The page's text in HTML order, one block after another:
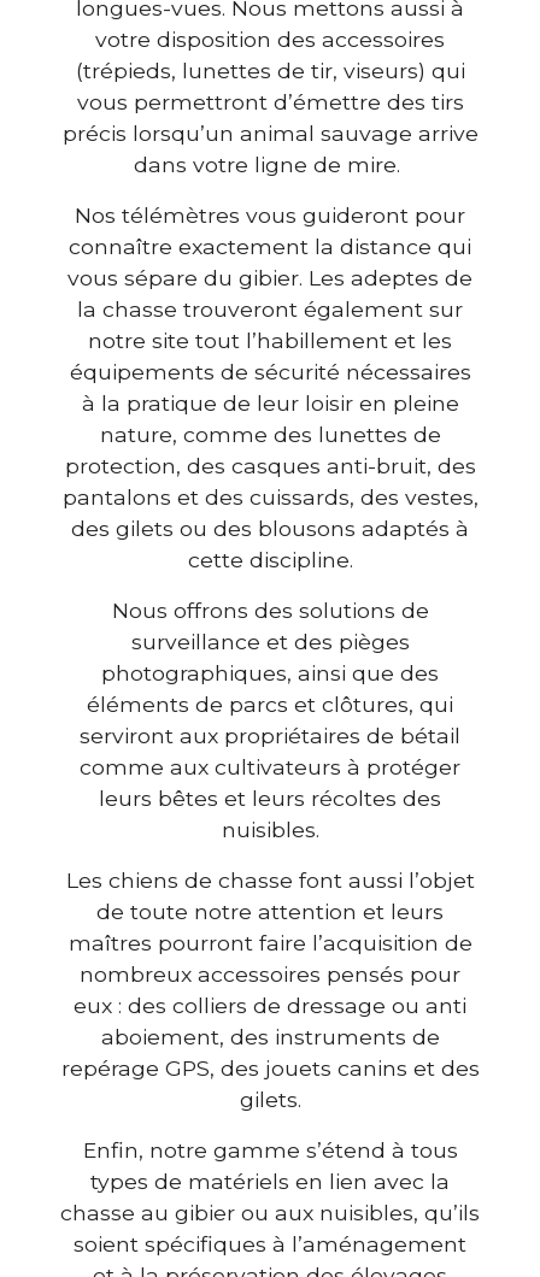
longues-vues. Nous mettons aussi à
votre disposition des accessoires
(trépieds, lunettes de tir, viseurs) qui
vous permettront d’émettre des tirs
précis lorsqu’un animal sauvage arrive
dans votre ligne de mire.
Nos télémètres vous guideront pour
connaître exactement la distance qui
vous sépare du gibier. Les adeptes de
la chasse trouveront également sur
notre site tout l’habillement et les
équipements de sécurité nécessaires
à la pratique de leur loisir en pleine
nature, comme des lunettes de
protection, des casques anti-bruit, des
pantalons et des cuissards, des vestes,
des gilets ou des blousons adaptés à
cette discipline.
Nous offrons des solutions de
surveillance et des pièges
photographiques, ainsi que des
éléments de parcs et clôtures, qui
serviront aux propriétaires de bétail
comme aux cultivateurs à protéger
leurs bêtes et leurs récoltes des
nuisibles.
Les chiens de chasse font aussi l’objet
de toute notre attention et leurs
maîtres pourront faire l’acquisition de
nombreux accessoires pensés pour
eux : des colliers de dressage ou anti
aboiement, des instruments de
repérage GPS, des jouets canins et des
gilets.
Enfin, notre gamme s’étend à tous
types de matériels en lien avec la
chasse au gibier ou aux nuisibles, qu’ils
soient spécifiques à l’aménagement